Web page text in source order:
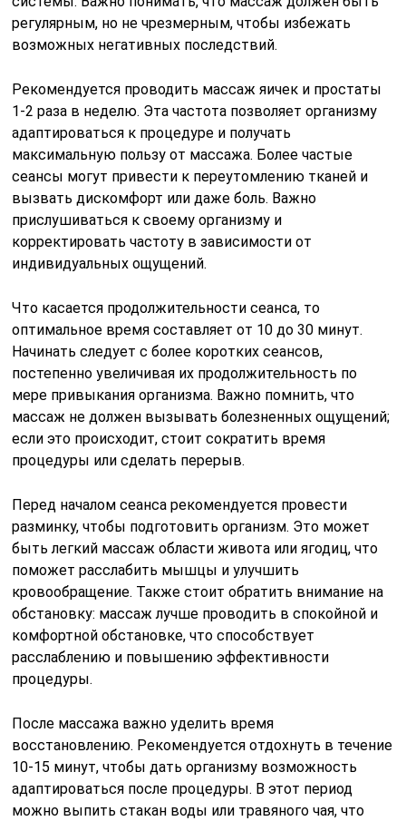
регулярным, но не чрезмерным, чтобы избежать
возможных негативных последствий.
Рекомендуется проводить массаж яичек и простаты
1-2 раза в неделю. Эта частота позволяет организму
адаптироваться к процедуре и получать
максимальную пользу от массажа. Более частые
сеансы могут привести к переутомлению тканей и
вызвать дискомфорт или даже боль. Важно
прислушиваться к своему организму и
корректировать частоту в зависимости от
индивидуальных ощущений.
Что касается продолжительности сеанса, то
оптимальное время составляет от 10 до 30 минут.
Начинать следует с более коротких сеансов,
постепенно увеличивая их продолжительность по
мере привыкания организма. Важно помнить, что
массаж не должен вызывать болезненных ощущений;
если это происходит, стоит сократить время
процедуры или сделать перерыв.
Перед началом сеанса рекомендуется провести
разминку, чтобы подготовить организм. Это может
быть легкий массаж области живота или ягодиц, что
поможет расслабить мышцы и улучшить
кровообращение. Также стоит обратить внимание на
обстановку: массаж лучше проводить в спокойной и
комфортной обстановке, что способствует
расслаблению и повышению эффективности
процедуры.
После массажа важно уделить время
восстановлению. Рекомендуется отдохнуть в течение
10-15 минут, чтобы дать организму возможность
адаптироваться после процедуры. В этот период
можно выпить стакан воды или травяного чая, что